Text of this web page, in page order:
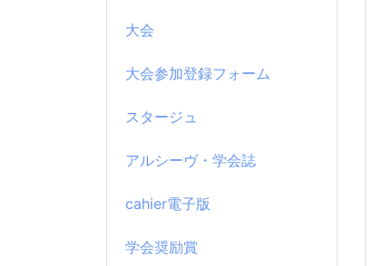
大会
大会参加登録フォーム
スタージュ
アルシーヴ・学会誌
cahier電子版
学会奨励賞